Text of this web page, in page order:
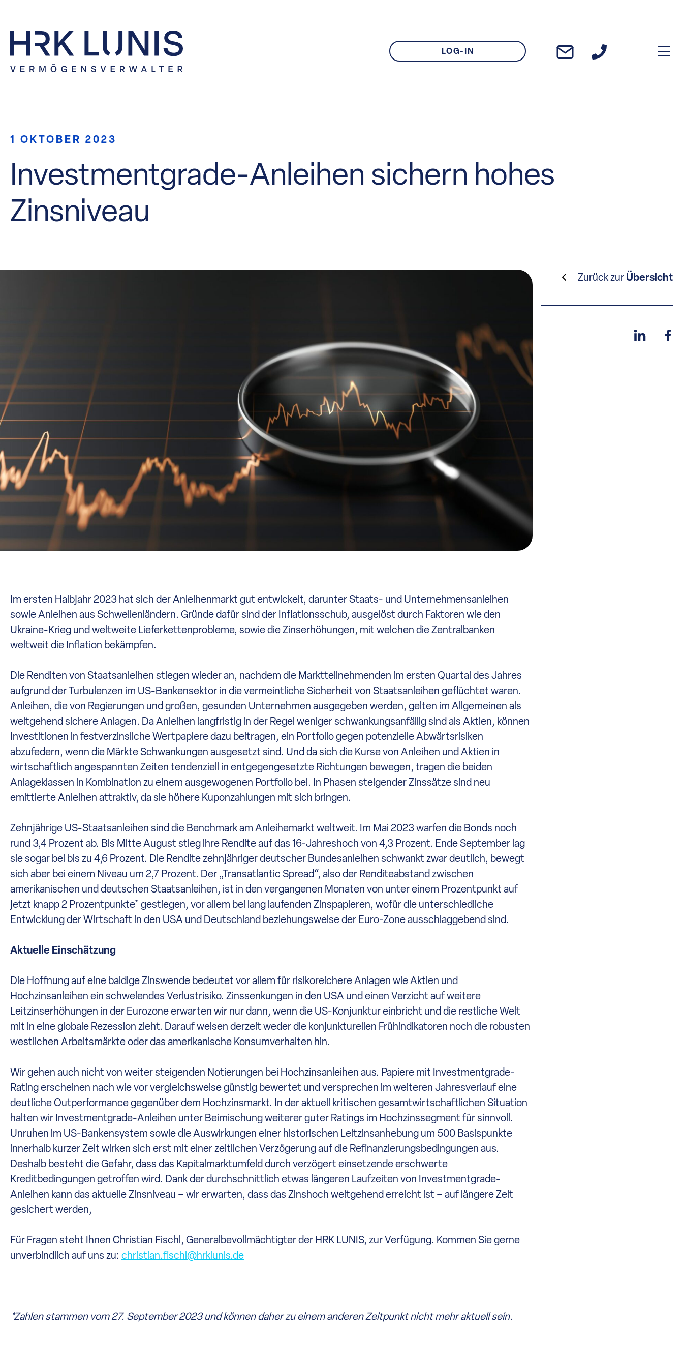
LOG-IN
1 OKTOBER 2023
Investmentgrade-Anleihen sichern hohes
Zinsniveau
Im ersten Halbjahr 2023 hat sich der Anleihenmarkt gut entwickelt, darunter Staats- und Unternehmensanleihen
sowie Anleihen aus Schwellenländern. Gründe dafür sind der Inflationsschub, ausgelöst durch Faktoren wie den
Ukraine-Krieg und weltweite Lieferkettenprobleme, sowie die Zinserhöhungen, mit welchen die Zentralbanken
weltweit die Inflation bekämpfen.
Die Renditen von Staatsanleihen stiegen wieder an, nachdem die Marktteilnehmenden im ersten Quartal des Jahres
aufgrund der Turbulenzen im US-Bankensektor in die vermeintliche Sicherheit von Staatsanleihen geflüchtet waren.
Anleihen, die von Regierungen und großen, gesunden Unternehmen ausgegeben werden, gelten im Allgemeinen als
weitgehend sichere Anlagen. Da Anleihen langfristig in der Regel weniger schwankungsanfällig sind als Aktien, können
Investitionen in festverzinsliche Wertpapiere dazu beitragen, ein Portfolio gegen potenzielle Abwärtsrisiken
abzufedern, wenn die Märkte Schwankungen ausgesetzt sind. Und da sich die Kurse von Anleihen und Aktien in
wirtschaftlich angespannten Zeiten tendenziell in entgegengesetzte Richtungen bewegen, tragen die beiden
Anlageklassen in Kombination zu einem ausgewogenen Portfolio bei. In Phasen steigender Zinssätze sind neu
emittierte Anleihen attraktiv, da sie höhere Kuponzahlungen mit sich bringen.
Zehnjährige US-Staatsanleihen sind die Benchmark am Anleihemarkt weltweit. Im Mai 2023 warfen die Bonds noch
rund 3,4 Prozent ab. Bis Mitte August stieg ihre Rendite auf das 16-Jahreshoch von 4,3 Prozent. Ende September lag
sie sogar bei bis zu 4,6 Prozent. Die Rendite zehnjähriger deutscher Bundesanleihen schwankt zwar deutlich, bewegt
sich aber bei einem Niveau um 2,7 Prozent. Der „Transatlantic Spread“, also der Renditeabstand zwischen
amerikanischen und deutschen Staatsanleihen, ist in den vergangenen Monaten von unter einem Prozentpunkt auf
jetzt knapp 2 Prozentpunkte* gestiegen, vor allem bei lang laufenden Zinspapieren, wofür die unterschiedliche
Entwicklung der Wirtschaft in den USA und Deutschland beziehungsweise der Euro-Zone ausschlaggebend sind.
Aktuelle Einschätzung
Die Hoffnung auf eine baldige Zinswende bedeutet vor allem für risikoreichere Anlagen wie Aktien und
Hochzinsanleihen ein schwelendes Verlustrisiko. Zinssenkungen in den USA und einen Verzicht auf weitere
Leitzinserhöhungen in der Eurozone erwarten wir nur dann, wenn die US-Konjunktur einbricht und die restliche Welt
mit in eine globale Rezession zieht. Darauf weisen derzeit weder die konjunkturellen Frühindikatoren noch die robusten
westlichen Arbeitsmärkte oder das amerikanische Konsumverhalten hin.
Wir gehen auch nicht von weiter steigenden Notierungen bei Hochzinsanleihen aus. Papiere mit Investmentgrade-
Rating erscheinen nach wie vor vergleichsweise günstig bewertet und versprechen im weiteren Jahresverlauf eine
deutliche Outperformance gegenüber dem Hochzinsmarkt. In der aktuell kritischen gesamtwirtschaftlichen Situation
halten wir Investmentgrade-Anleihen unter Beimischung weiterer guter Ratings im Hochzinssegment für sinnvoll.
Unruhen im US-Bankensystem sowie die Auswirkungen einer historischen Leitzinsanhebung um 500 Basispunkte
innerhalb kurzer Zeit wirken sich erst mit einer zeitlichen Verzögerung auf die Refinanzierungsbedingungen aus.
Deshalb besteht die Gefahr, dass das Kapitalmarktumfeld durch verzögert einsetzende erschwerte
Kreditbedingungen getroffen wird. Dank der durchschnittlich etwas längeren Laufzeiten von Investmentgrade-
Anleihen kann das aktuelle Zinsniveau – wir erwarten, dass das Zinshoch weitgehend erreicht ist – auf längere Zeit
gesichert werden,
Für Fragen steht Ihnen Christian Fischl, Generalbevollmächtigter der HRK LUNIS, zur Verfügung. Kommen Sie gerne
unverbindlich auf uns zu: christian.fischl@hrklunis.de
*Zahlen stammen vom 27. September 2023 und können daher zu einem anderen Zeitpunkt nicht mehr aktuell sein.
Zurück zur Übersicht